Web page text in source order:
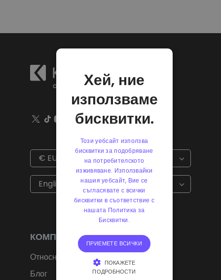
€ EUR
€ EUR
$ USD
zł PLN
kr SEK
fr. CHF
kr NOK
kr. DKK
English
КОМПАНИЯ
Относно
Блог
Хей, ние
използваме
бисквитки.
Този уебсайт използва
бисквитки за подобряване
на потребителското
изживяване. Използвайки
нашия уебсайт, Вие се
съгласявате с всички
бисквитки в съответствие с
нашата Политика за
Бисквитки.
ПРИЕМЕТЕ ВСИЧКИ
ПОКАЖЕТЕ
ПОДРОБНОСТИ